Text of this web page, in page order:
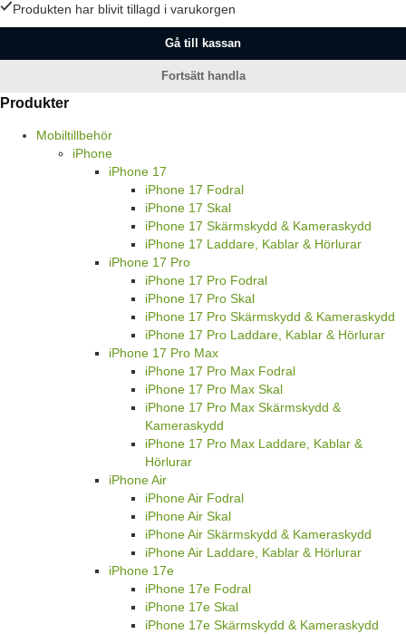
Produkten har blivit tillagd i varukorgen
Gå till kassan
Fortsätt handla
Produkter
Mobiltillbehör
iPhone
iPhone 17
iPhone 17 Fodral
iPhone 17 Skal
iPhone 17 Skärmskydd & Kameraskydd
iPhone 17 Laddare, Kablar & Hörlurar
iPhone 17 Pro
iPhone 17 Pro Fodral
iPhone 17 Pro Skal
iPhone 17 Pro Skärmskydd & Kameraskydd
iPhone 17 Pro Laddare, Kablar & Hörlurar
iPhone 17 Pro Max
iPhone 17 Pro Max Fodral
iPhone 17 Pro Max Skal
iPhone 17 Pro Max Skärmskydd &
Kameraskydd
iPhone 17 Pro Max Laddare, Kablar &
Hörlurar
iPhone Air
iPhone Air Fodral
iPhone Air Skal
iPhone Air Skärmskydd & Kameraskydd
iPhone Air Laddare, Kablar & Hörlurar
iPhone 17e
iPhone 17e Fodral
iPhone 17e Skal
iPhone 17e Skärmskydd & Kameraskydd